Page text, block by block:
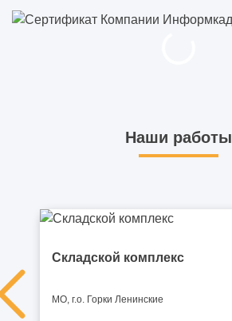
Наши работы
Складской комплекс
МО, г.о. Горки Ленинские